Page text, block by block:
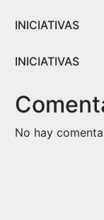
INICIATIVAS
INICIATIVAS
No hay